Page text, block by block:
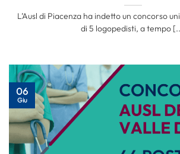
L’Ausl di Piacenza ha indetto un concorso
di 5 logopedisti, a tempo
06
Giu